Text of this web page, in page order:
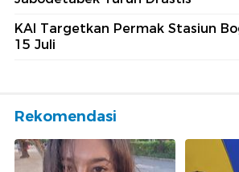
KAI Targetkan Permak Stasiun
15 Juli
Rekomendasi